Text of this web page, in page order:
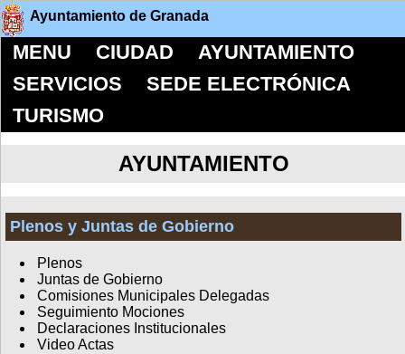
Ayuntamiento de Granada
MENU CIUDAD
AYUNTAMIENTO
SERVICIOS
SEDE ELECTRÓNICA
TURISMO
AYUNTAMIENTO
Plenos y Juntas de Gobierno
Plenos
Juntas de Gobierno
Comisiones Municipales Delegadas
Seguimiento Mociones
Declaraciones Institucionales
Video Actas